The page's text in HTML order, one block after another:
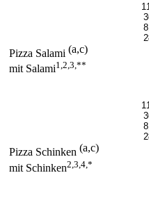
Pizza Salami (a,c)
mit Salami1,2,3,**
Pizza Schinken (a,c)
mit Schinken2,3,4,*